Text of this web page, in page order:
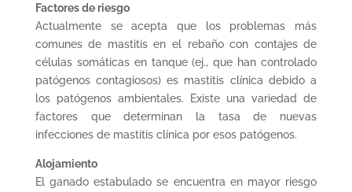
Factores de riesgo
Actualmente se acepta que los problemas más
comunes de mastitis en el rebaño con contajes de
células somáticas en tanque (ej., que han controlado
patógenos contagiosos) es mastitis clínica debido a
los patógenos ambientales. Existe una variedad de
factores que determinan la tasa de nuevas
infecciones de mastitis clínica por esos patógenos.
Alojamiento
El ganado estabulado se encuentra en mayor riesgo